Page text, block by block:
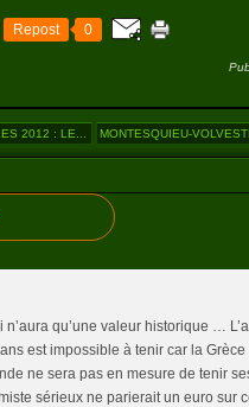
Repost 0
2012 : LE... MONTESQUIEU-
n’aura qu’une valeur historique …
est impossible à tenir car la
ne sera pas en mesure de tenir
sérieux ne parierait un euro sur